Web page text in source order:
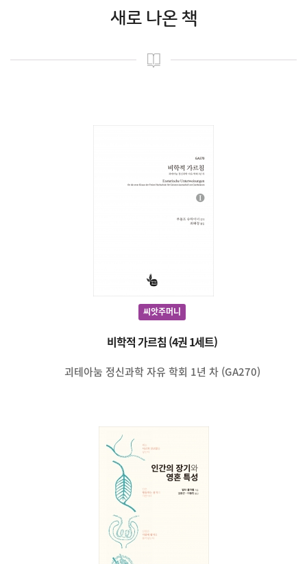
새로 나온 책
씨앗주머니
비학적 가르침 (4권 1세트)
괴테아눔 정신과학 자유 학회 1년 차 (GA270)